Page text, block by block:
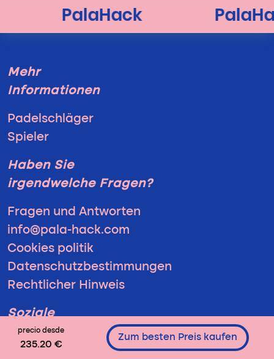
precio desde
235.20 €
Zum besten Preis kaufen
Mehr
Informationen
Padelschläger
Spieler
Haben Sie
irgendwelche Fragen?
Fragen und Antworten
info@pala-hack.com
Cookies politik
Datenschutzbestimmungen
Rechtlicher Hinweis
Soziale
Medien